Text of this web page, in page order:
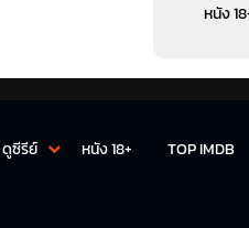
Vargas) โดย
มรอนนั้นมีความ
หนัง
ดูซีรีย์ หนัง 18+ TOP IMDB